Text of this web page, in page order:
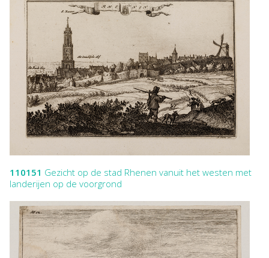
110151 Gezicht op de stad Rhenen vanuit het westen met
landerijen op de voorgrond